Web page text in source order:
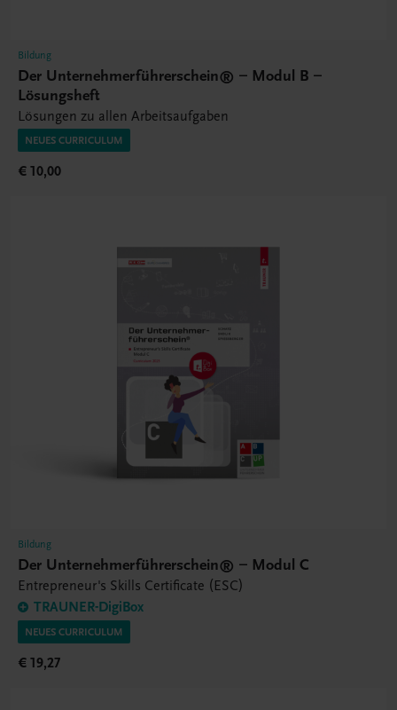
Bildung
Der Unternehmerführerschein® – Modul B –
Lösungsheft
Lösungen zu allen Arbeitsaufgaben
NEUES CURRICULUM
€ 10,00
Bildung
Der Unternehmerführerschein® – Modul C
Entrepreneur's Skills Certificate (ESC)
TRAUNER-DigiBox
NEUES CURRICULUM
€ 19,27